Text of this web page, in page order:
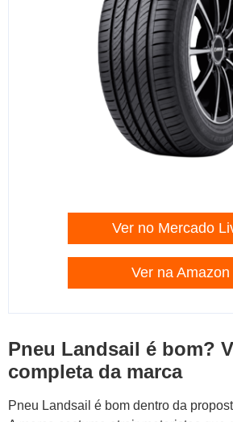
Ver no Mercado
Ver na Amazon
Pneu Landsail é bom?
completa da marca
Pneu Landsail é bom dentro da